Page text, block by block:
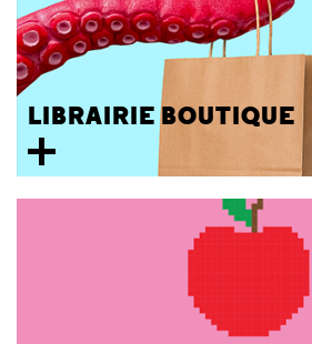
LIBRAIRIE BOUTIQUE